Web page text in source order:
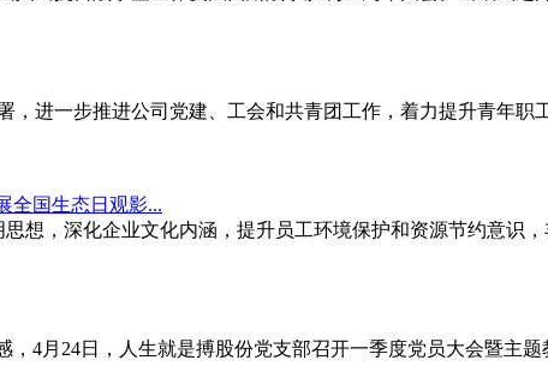
进一步推进公司党建、工会和共青团工作，着力提升青年职
全国生态日观影...
想，深化企业文化内涵，提升员工环境保护和资源节约意识
4月24日，人生就是搏股份党支部召开一季度党员大会暨主